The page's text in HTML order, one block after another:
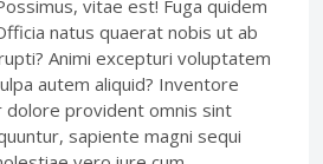
vitae est! Fuga quidem
natus quaerat nobis ut ab
Animi excepturi voluptatem
autem aliquid? Inventore
dolore provident omnis sint
sapiente magni sequi